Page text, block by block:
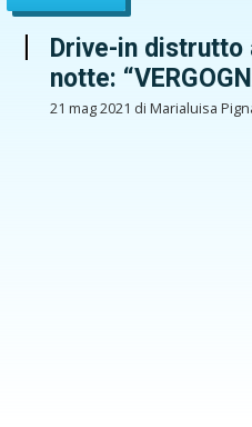
Drive-in distrutto
notte:
21 mag 2021 di Marialuisa